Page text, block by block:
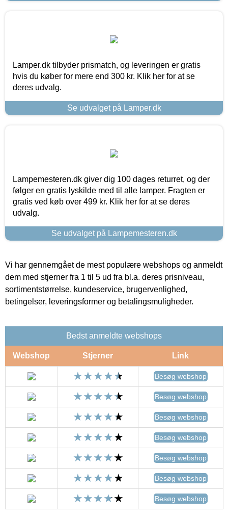
Lamper.dk tilbyder prismatch, og leveringen er gratis
hvis du køber for mere end 300 kr. Klik her for at se
deres udvalg.
Se udvalget på Lamper.dk
Lampemesteren.dk giver dig 100 dages returret, og der
følger en gratis lyskilde med til alle lamper. Fragten er
gratis ved køb over 499 kr. Klik her for at se deres
udvalg.
Se udvalget på Lampemesteren.dk
Vi har gennemgået de mest populære webshops og anmeldt
dem med stjerner fra 1 til 5 ud fra bl.a. deres prisniveau,
sortimentstørrelse, kundeservice, brugervenlighed,
betingelser, leveringsformer og betalingsmuligheder.
Bedst anmeldte webshops
Webshop Stjerner Link
Besøg webshop
Besøg webshop
Besøg webshop
Besøg webshop
Besøg webshop
Besøg webshop
Besøg webshop